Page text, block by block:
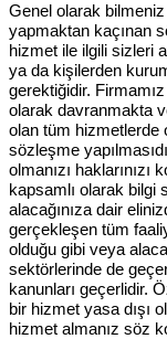
Genel olarak
yapmaktan kaçınan
hizmet ile ilgili sizleri
ya da kişilerden
gerektiğidir.
olarak davranmakta
olan tüm hizmetlerde
sözleşme
olmanızı
kapsamlı olarak bilgi
alacağınıza dair
gerçekleşen tüm
olduğu gibi veya
sektörlerinde de
kanunları geçerlidir.
bir hizmet yasa dışı
hizmet almanız söz